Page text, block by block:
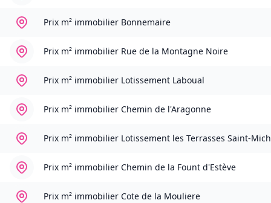
Prix m² immobilier Bonnemaire
Prix m² immobilier Rue de la Montagne Noire
Prix m² immobilier Lotissement Laboual
Prix m² immobilier Chemin de l'Aragonne
Prix m² immobilier Lotissement les Terrasses Saint-
Prix m² immobilier Chemin de la Fount d'Estève
Prix m² immobilier Cote de la Mouliere